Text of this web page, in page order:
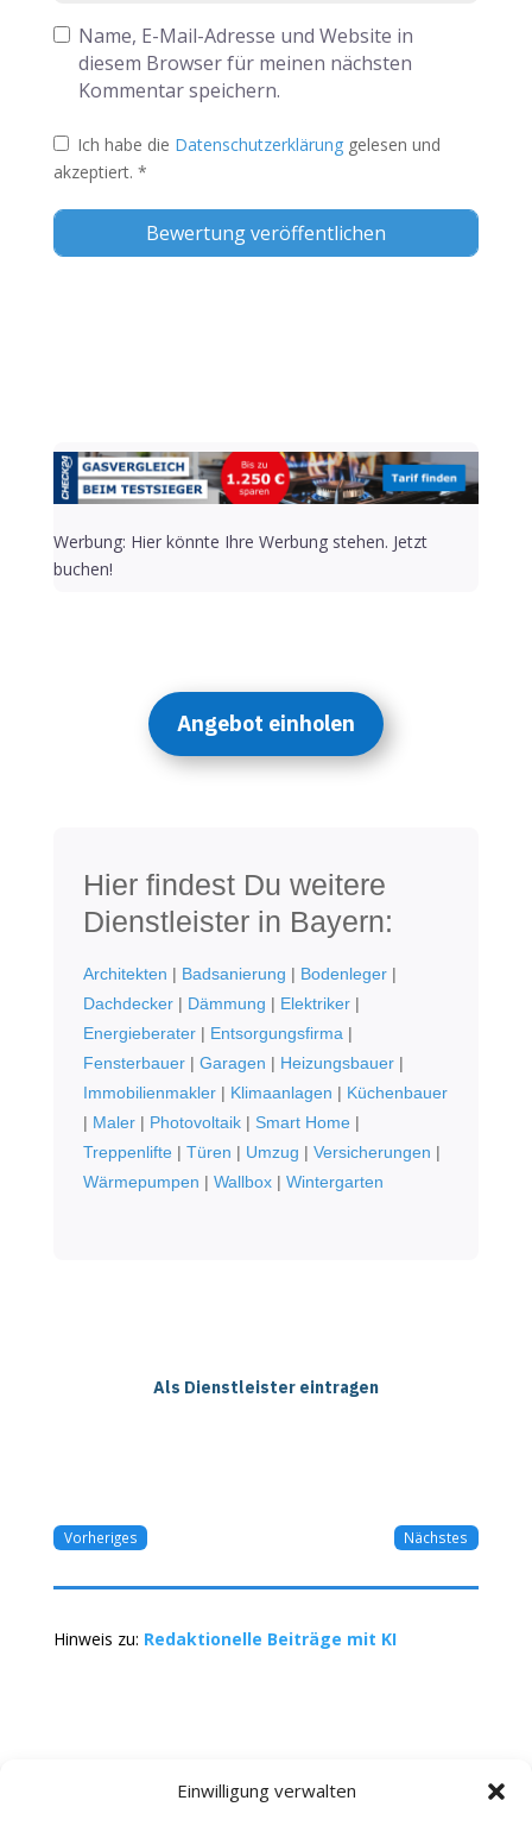
Einwilligung verwalten
Name, E-Mail-Adresse und Website in
diesem Browser für meinen nächsten
Kommentar speichern.
Ich habe die Datenschutzerklärung gelesen und
akzeptiert. *
Werbung: Hier könnte Ihre Werbung stehen. Jetzt
buchen!
Angebot einholen
Hier findest Du weitere
Dienstleister in Bayern:
Architekten | Badsanierung | Bodenleger|
Dachdecker| Dämmung | Elektriker|
Energieberater| Entsorgungsfirma|
Fensterbauer| Garagen | Heizungsbauer|
Immobilienmakler| Klimaanlagen | Küchenbauer
| Maler| Photovoltaik| Smart Home|
Treppenlifte| Türen | Umzug | Versicherungen |
Wärmepumpen | Wallbox| Wintergarten
Als Dienstleister eintragen
Vorheriges Nächstes
Hinweis zu: Redaktionelle Beiträge mit KI